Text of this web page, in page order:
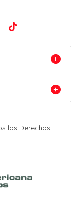
los Derechos